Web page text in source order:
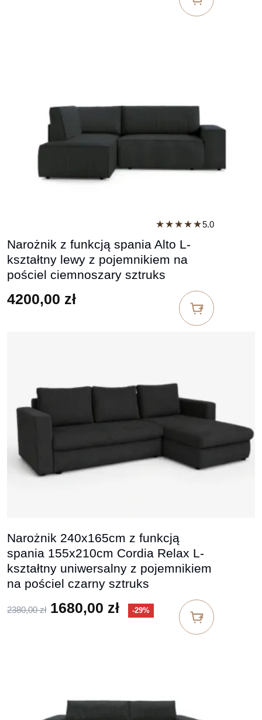
★★★★★5.0
Narożnik z funkcją spania Alto L-
kształtny lewy z pojemnikiem na
pościel ciemnoszary sztruks
4200,00 zł
Narożnik 240x165cm z funkcją
spania 155x210cm Cordia Relax L-
kształtny uniwersalny z pojemnikiem
na pościel czarny sztruks
2380,00zł Pierwotna cena wynosiła:
1680,00 złAktualna cena
-29%